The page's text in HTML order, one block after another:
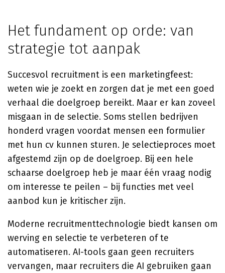
Het fundament op orde: van
strategie tot aanpak
Succesvol recruitment is een marketingfeest:
weten wie je zoekt en zorgen dat je met een goed
verhaal die doelgroep bereikt. Maar er kan zoveel
misgaan in de selectie. Soms stellen bedrijven
honderd vragen voordat mensen een formulier
met hun cv kunnen sturen. Je selectieproces moet
afgestemd zijn op de doelgroep. Bij een hele
schaarse doelgroep heb je maar één vraag nodig
om interesse te peilen – bij functies met veel
aanbod kun je kritischer zijn.
Moderne recruitmenttechnologie biedt kansen om
werving en selectie te verbeteren of te
automatiseren. AI-tools gaan geen recruiters
vervangen, maar recruiters die AI gebruiken gaan